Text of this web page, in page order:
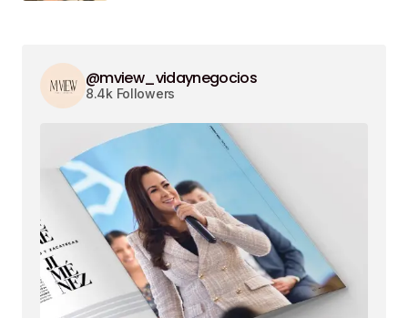
@mview_vidaynegocios
8.4k Followers